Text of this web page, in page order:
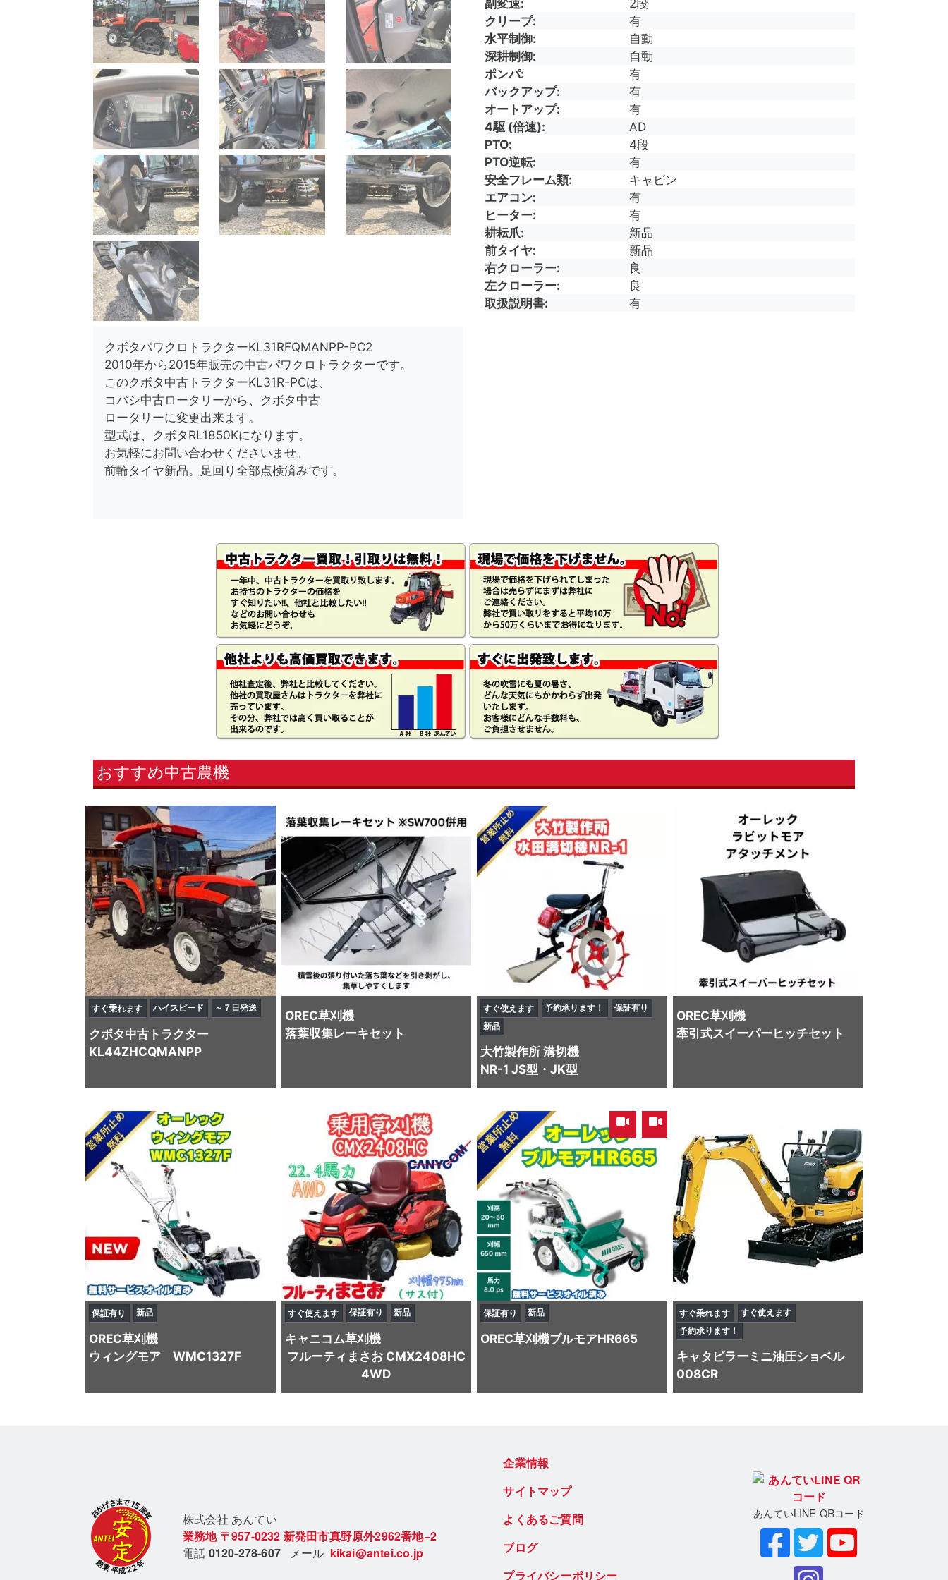
クボタパワクロトラクターKL31RFQMANPP-PC2
2010年から2015年販売の中古パワクロトラクターです。
このクボタ中古トラクターKL31R-PCは、
コバシ中古ロータリーから、クボタ中古
ロータリーに変更出来ます。
型式は、クボタRL1850Kになります。
お気軽にお問い合わせくださいませ。
前輪タイヤ新品。足回り全部点検済みです。
副変速
2段
クリープ
有
水平制御
自動
深耕制御
自動
ポンパ
有
バックアップ
有
オートアップ
有
4駆 (倍速)
AD
PTO
4段
PTO逆転
有
安全フレーム類
キャビン
エアコン
有
ヒーター
有
耕耘爪
新品
前タイヤ
新品
右クローラー
良
左クローラー
良
取扱説明書
有
おすすめ中古農機
すぐ乗れます ハイスピード ～７日発送
クボタ中古トラクター
KL44ZHCQMANPP
OREC草刈機
落葉収集レーキセット
すぐ使えます 予約承ります！
保証有り
新品
大竹製作所溝切機
NR-1 JS型・JK型
OREC草刈機
牽引式スイーパーヒッチセット
保証有り 新品
OREC草刈機
ウィングモア WMC1327F
すぐ使えます 保証有り 新品
キャニコム草刈機
フルーティまさお CMX2408HC
4WD
保証有り 新品
OREC草刈機ブルモアHR665
すぐ乗れます
すぐ使えます
予約承ります！
キャタビラーミニ油圧ショベル
008CR
株式会社 あんてい
業務地 〒957-0232 新発田市真野原外2962番地−2
電話 0120-278-607 メール kikai@antei.co.jp
企業情報
サイトマップ
よくあるご質問
ブログ
プライバシーポリシー
あんていLINE QRコード